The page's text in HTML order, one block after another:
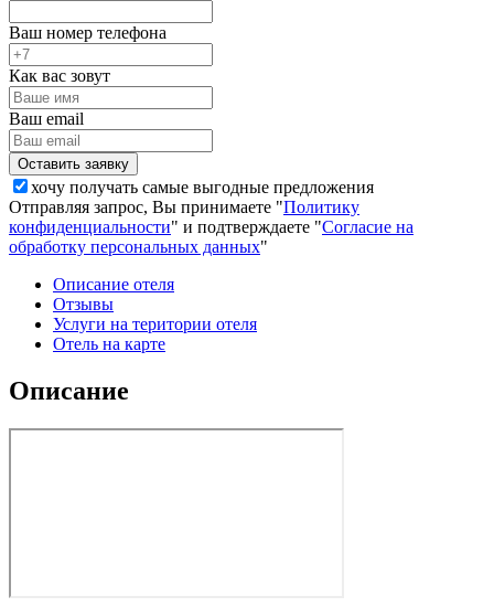
Ваш номер телефона
Как вас зовут
Ваш email
хочу получать самые выгодные предложения
Отправляя запрос, Вы принимаете "Политику
конфиденциальности" и подтверждаете "Согласие на
обработку персональных данных"
Описание отеля
Отзывы
Услуги на територии отеля
Отель на карте
Описание